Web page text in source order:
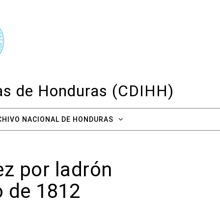
de Honduras (CDIHH)
NACIONAL DE HONDURAS
por ladrón
de 1812